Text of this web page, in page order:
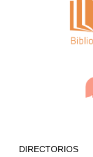
DIRECTORIOS